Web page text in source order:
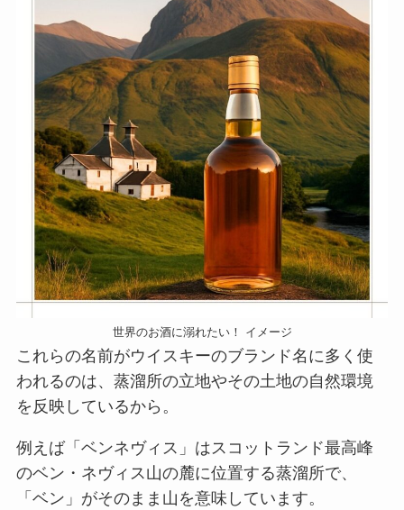
世界のお酒に溺れたい！ イメージ
これらの名前がウイスキーのブランド名に多く使
われるのは、蒸溜所の立地やその土地の自然環境
を反映しているから。
例えば「ベンネヴィス」はスコットランド最高峰
のベン・ネヴィス山の麓に位置する蒸溜所で、
「ベン」がそのまま山を意味しています。